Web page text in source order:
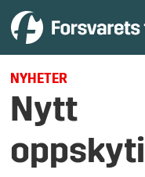
NYHETER
Nytt